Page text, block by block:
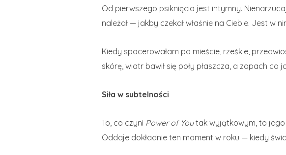
Od pierwszego psiknięcia jest intymny.
należał — jakby czekał właśnie na Ciebie. Jest w
Kiedy spacerowałam po mieście, rześkie,
skórę, wiatr bawił się poły płaszcza, a zapach
Siła w subtelności
To, co czyni Power of Youtak wyjątkowym, to jego
Oddaje dokładnie ten moment w roku — kiedy